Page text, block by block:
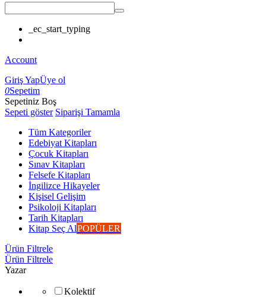
_ec_start_typing
Account
Giriş YapÜye ol
0Sepetim
Sepetiniz Boş
Sepeti göster Siparişi Tamamla
Tüm Kategoriler
Edebiyat Kitapları
Çocuk Kitapları
Sınav Kitapları
Felsefe Kitapları
İngilizce Hikayeler
Kişisel Gelişim
Psikoloji Kitapları
Tarih Kitapları
Kitap Seç AlPOPÜLER
Ürün Filtrele
Ürün Filtrele
Yazar
Kolektif